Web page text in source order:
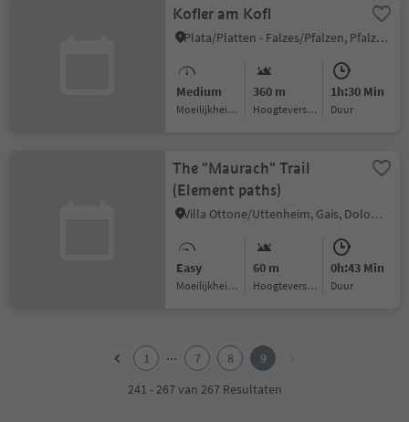
Kofler am Kofl
Plata/Platten - Falzes/Pfalzen, Pfalzen/Falzes, Dolomites Region Kronplatz/Plan de Corones
Medium
Moeilijkheidsgraad
360 m
Hoogteverschil
1h:30 Min
Duur
The "Maurach" Trail
(Element paths)
Villa Ottone/Uttenheim, Gais, Dolomites Region Kronplatz/Plan de Corones
Easy
Moeilijkheidsgraad
60 m
Hoogteverschil
0h:43 Min
Duur
1 ... 7 8
9
241 - 267 van 267 Resultaten